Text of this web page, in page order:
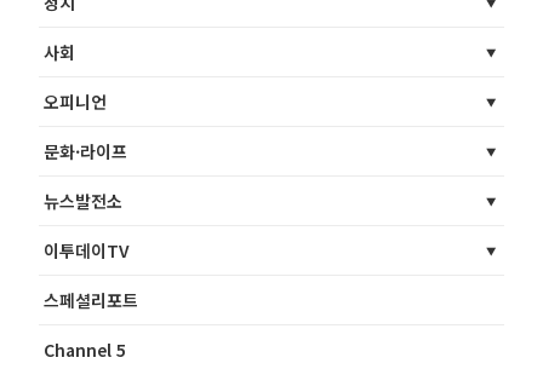
사회
오피니언
문화·라이프
뉴스발전소
이투데이TV
스페셜리포트
Channel 5